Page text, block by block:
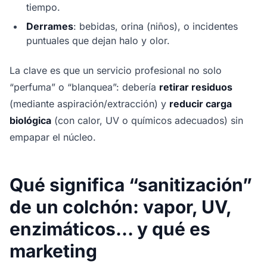
tiempo.
Derrames: bebidas, orina (niños), o incidentes
puntuales que dejan halo y olor.
La clave es que un servicio profesional no solo
“perfuma” o “blanquea”: debería retirar residuos
(mediante aspiración/extracción) y reducir carga
biológica (con calor, UV o químicos adecuados) sin
empapar el núcleo.
Qué significa “sanitización”
de un colchón: vapor, UV,
enzimáticos… y qué es
marketing